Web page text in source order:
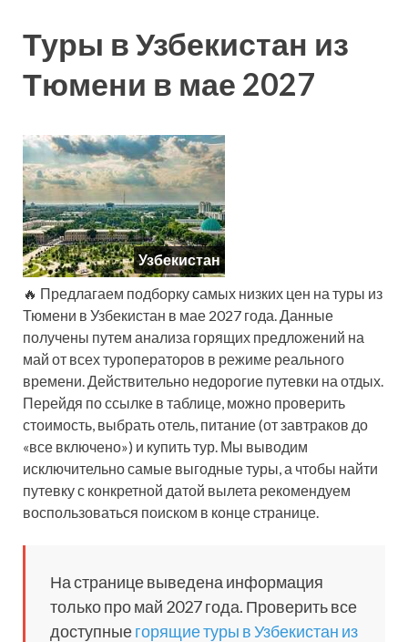
Туры в Узбекистан из
Тюмени в мае 2027
Узбекистан
🔥 Предлагаем подборку самых низких цен на туры из
Тюмени в Узбекистан в мае 2027 года. Данные
получены путем анализа горящих предложений на
май от всех туроператоров в режиме реального
времени. Действительно недорогие путевки на отдых.
Перейдя по ссылке в таблице, можно проверить
стоимость, выбрать отель, питание (от завтраков до
«все включено») и купить тур. Мы выводим
исключительно самые выгодные туры, а чтобы найти
путевку с конкретной датой вылета рекомендуем
воспользоваться поиском в конце странице.
На странице выведена информация
только про май 2027 года. Проверить все
доступныегорящие туры в Узбекистан из